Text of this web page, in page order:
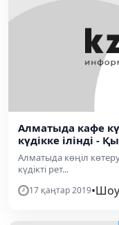
Алматыда кафе
күдікке ілінді -
Алматыда көңіл көтеру
күдікті рет...
17 қаңтар 2019•